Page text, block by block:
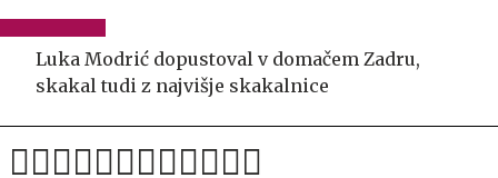
Luka Modrić dopustoval v domačem Zadru,
skakal tudi z najvišje skakalnice